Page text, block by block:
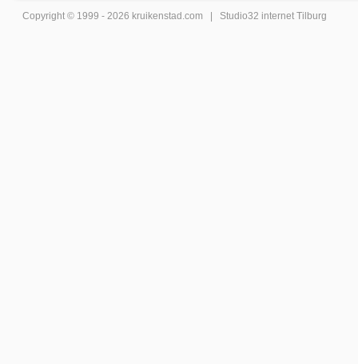
Copyright © 1999 - 2026 kruikenstad .com | Studio32 internet Tilburg